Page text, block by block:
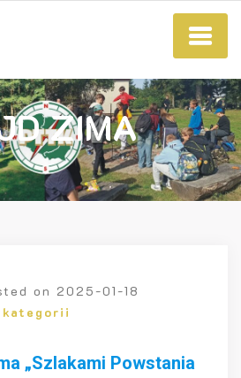
ZIMA
on 2025-01-18
kategorii
„Szlakami Powstania